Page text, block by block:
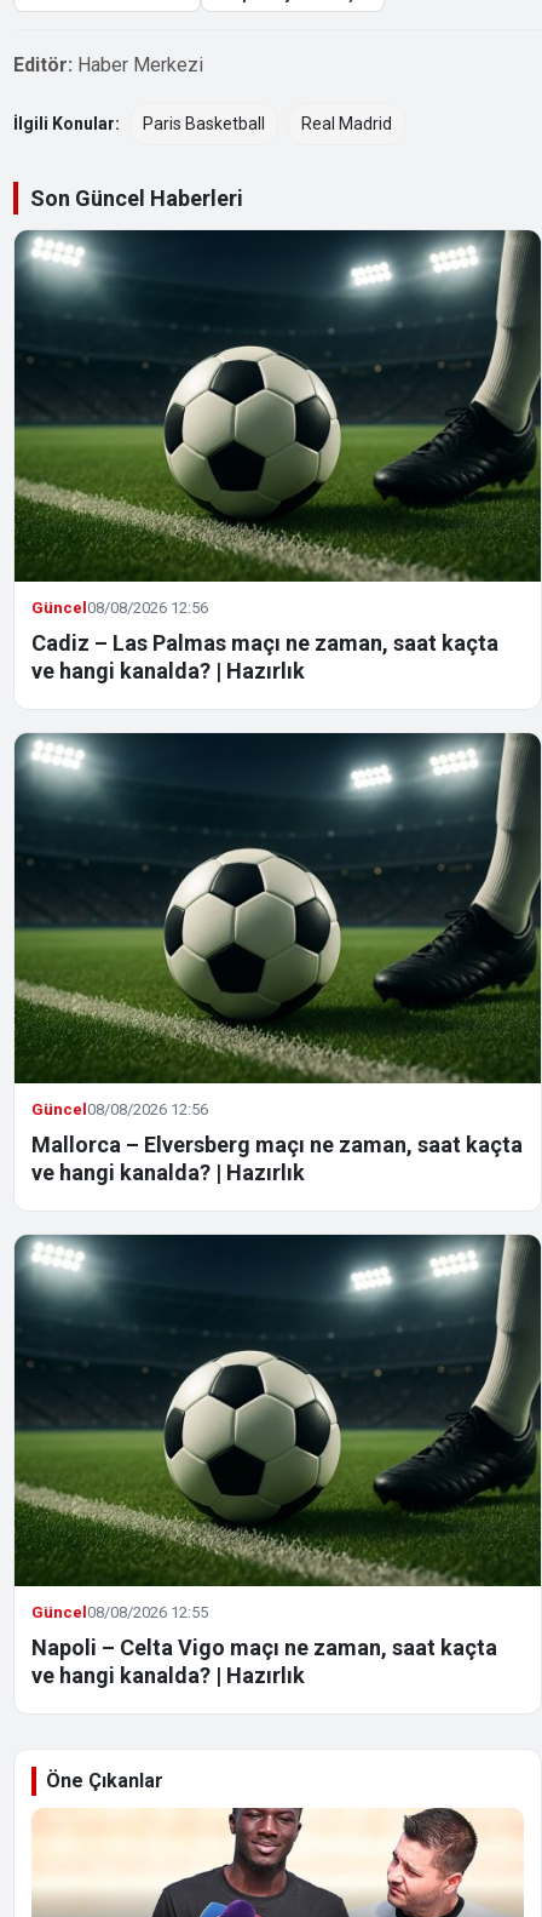
Editör: Haber Merkezi
İlgili Konular: Paris Basketball Real Madrid
Son Güncel Haberleri
Güncel08/08/2026 12:56
Cadiz – Las Palmas maçı ne zaman, saat kaçta
ve hangi kanalda? | Hazırlık
Güncel08/08/2026 12:56
Mallorca – Elversberg maçı ne zaman, saat kaçta
ve hangi kanalda? | Hazırlık
Güncel08/08/2026 12:55
Napoli – Celta Vigo maçı ne zaman, saat kaçta
ve hangi kanalda? | Hazırlık
Öne Çıkanlar